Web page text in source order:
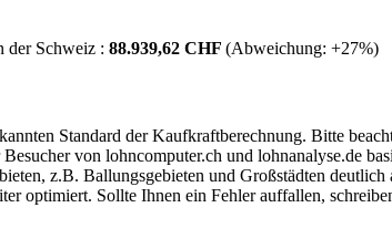
der Schweiz : 88.939,62 CHF (Abweichung: +27%)
Standard der Kaufkraftberechnung. Bitte
von lohncomputer.ch und lohnanalyse.de
z.B. Ballungsgebieten und Großstädten
optimiert. Sollte Ihnen ein Fehler auffallen,